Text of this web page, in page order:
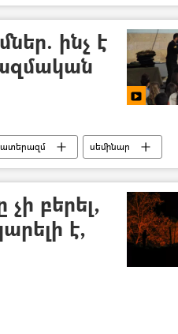
ինչ է
սեմինար
բերել,
է,